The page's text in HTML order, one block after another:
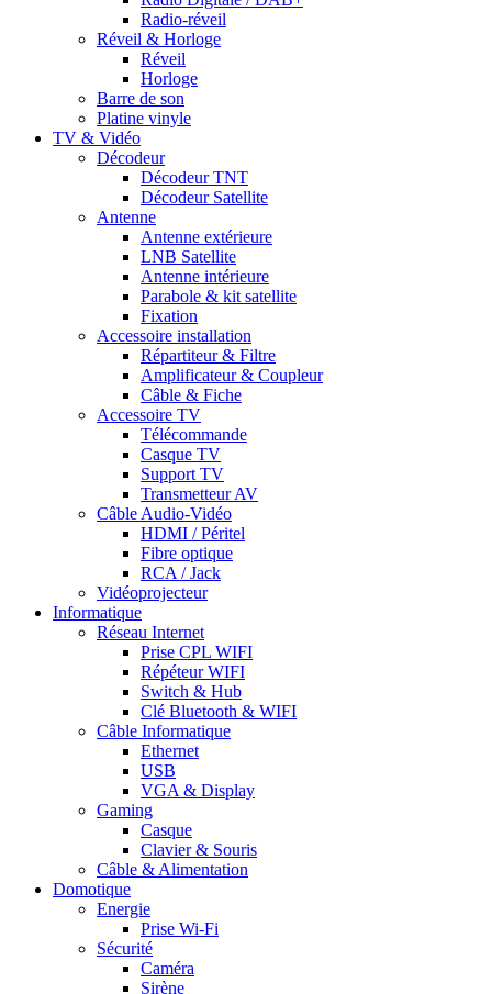
Radio-réveil
Réveil & Horloge
Réveil
Horloge
Barre de son
Platine vinyle
TV & Vidéo
Décodeur
Décodeur TNT
Décodeur Satellite
Antenne
Antenne extérieure
LNB Satellite
Antenne intérieure
Parabole & kit satellite
Fixation
Accessoire installation
Répartiteur & Filtre
Amplificateur & Coupleur
Câble & Fiche
Accessoire TV
Télécommande
Casque TV
Support TV
Transmetteur AV
Câble Audio-Vidéo
HDMI / Péritel
Fibre optique
RCA / Jack
Vidéoprojecteur
Informatique
Réseau Internet
Prise CPL WIFI
Répéteur WIFI
Switch & Hub
Clé Bluetooth & WIFI
Câble Informatique
Ethernet
USB
VGA & Display
Gaming
Casque
Clavier & Souris
Câble & Alimentation
Domotique
Energie
Prise Wi-Fi
Sécurité
Caméra
Sirène